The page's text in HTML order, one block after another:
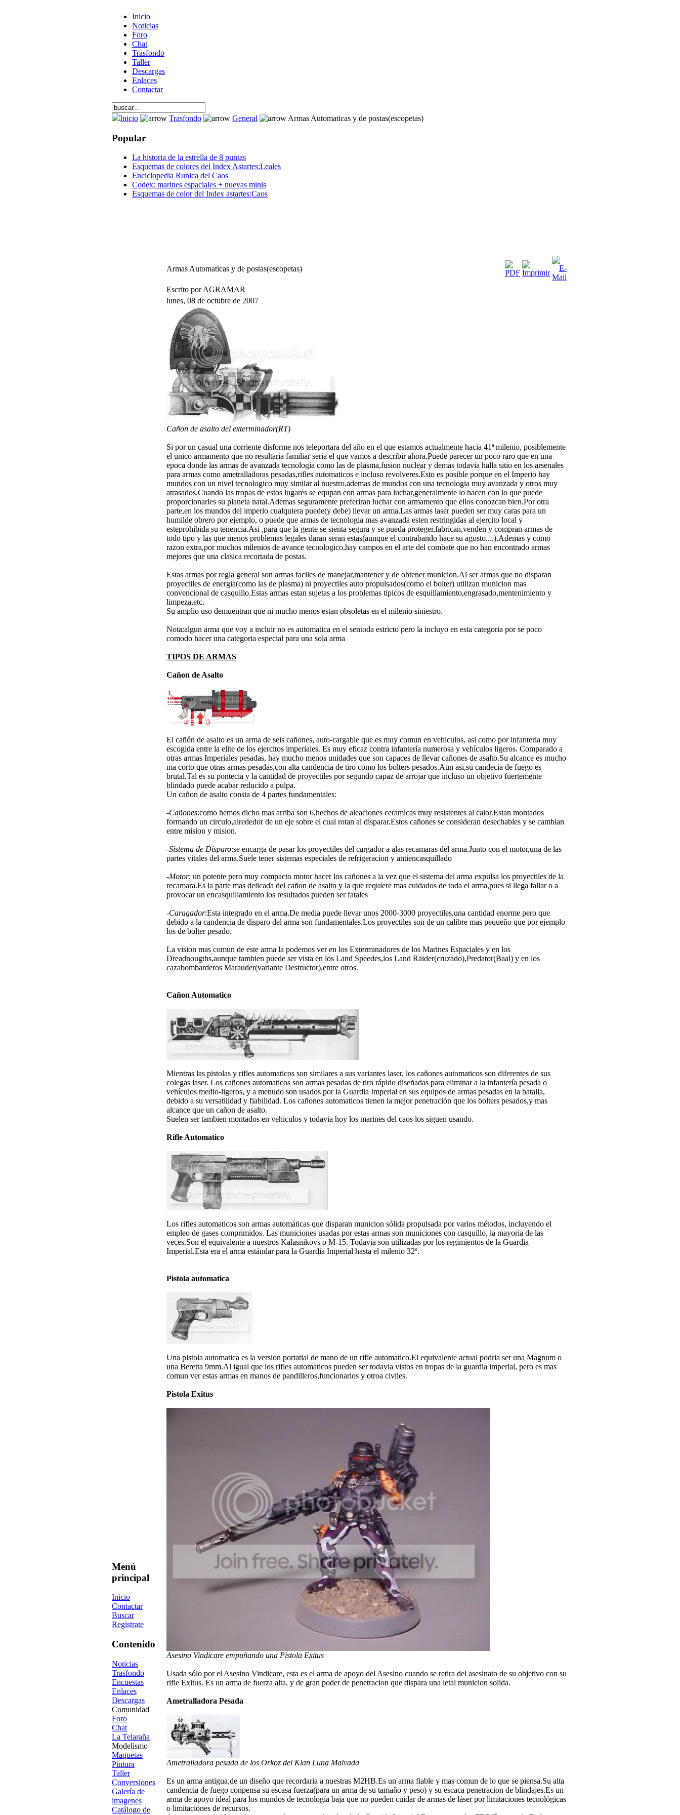
Inicio
Noticias
Foro
Chat
Trasfondo
Taller
Descargas
Enlaces
Contactar
Inicio Trasfondo General Armas Automaticas y de postas(escopetas)
Popular
La historia de la estrella de 8 puntas
Esquemas de colores del Index Astartes:Leales
Enciclopedia Runica del Caos
Codex: marines espaciales + nuevas minis
Esquemas de color del Index astartes:Caos
Menú
principal
Inicio
Contactar
Buscar
Registrate
Contenido
Noticias
Trasfondo
Encuestas
Enlaces
Descargas
Comunidad
Foro
Chat
La Telaraña
Modelismo
Maquetas
Pintura
Taller
Conversiones
Galería de
imagenes
Catálogo de
Armas Automaticas y de postas(escopetas)
Escrito por AGRAMAR
lunes, 08 de octubre de 2007
Cañon de asalto del exterminador(RT)
Si por un casual una corriente disforme nos teleportara del año en el que estamos actualmente hacia 41ª milenio, posiblemente
el unico armamento que no resultaria familiar seria el que vamos a describir ahora.Puede parecer un poco raro que en una
epoca donde las armas de avanzada tecnologia como las de plasma,fusion nuclear y demas todavia halla sitio en los arsenales
para armas como ametralladoras pesadas,rifles automaticos e incluso revolveres.Esto es posible porque en el Imperio hay
mundos con un nivel tecnologico muy similar al nuestro,ademas de mundos con una tecnologia muy avanzada y otros muy
atrasados.Cuando las tropas de estos lugares se equpan con armas para luchar,generalmente lo hacen con lo que puede
proporcionarles su planeta natal.Ademas seguramente preferiran luchar con armamento que ellos conozcan bien.Por otra
parte,en los mundos del imperio cualquiera puede(y debe) llevar un arma.Las armas laser pueden ser muy caras para un
humilde obrero por ejemplo, o puede que armas de tecnologia mas avanzada esten restringidas al ejercito local y
esteprohibida su tenencia.Asi ,para que la gente se sienta segura y se pueda proteger,fabrican,venden y compran armas de
todo tipo y las que menos problemas legales daran seran estas(aunque el contrabando hace su agosto....).Ademas y como
razon extra,por muchos milenios de avance tecnologico,hay campos en el arte del combate que no han encontrado armas
mejores que una clasica recortada de postas.
Estas armas por regla general son armas faciles de manejar,mantener y de obtener municion.Al ser armas que no disparan
proyectiles de energia(como las de plasma) ni proyectiles auto propulsados(como el bolter) utilizan municion mas
convencional de casquillo.Estas armas estan sujetas a los problemas tipicos de esquillamiento,engrasado,mentenimiento y
limpeza,etc.
Su amplio uso demuentran que ni mucho menos estan obsoletas en el milenio siniestro.
Nota:algun arma que voy a incluir no es automatica en el sentoda estricto pero la incluyo en esta categoria por se poco
comodo hacer una categoria especial para una sola arma
TIPOS DE ARMAS
Cañon de Asalto
El cañón de asalto es un arma de seis cañones, auto-cargable que es muy comun en vehiculos, asi como por infanteria muy
escogida entre la elite de los ejercitos imperiales. Es muy eficaz contra infantería numerosa y vehículos ligeros. Comparado a
otras armas Imperiales pesadas, hay mucho menos unidades que son capaces de llevar cañones de asalto.Su alcance es mucho
ma corto que otras armas pesadas,con alta candencia de tiro como los bolters pesados.Aun asi,su candecia de fuego es
brutal.Tal es su pontecia y la cantidad de proyectiles por segundo capaz de arrojar que incluso un objetivo fuertemente
blindado puede acabar reducido a pulpa.
Un cañon de asalto consta de 4 partes fundamentales:
-Cañones:como hemos dicho mas arriba son 6,hechos de aleaciones ceramicas muy resistentes al calor.Estan montados
formando un circulo,alrededor de un eje sobre el cual rotan al disparar.Estos cañones se consideran desechables y se cambian
entre mision y mision.
-Sistema de Disparo:se encarga de pasar los proyectiles del cargador a alas recamaras del arma.Junto con el motor,una de las
partes vitales del arma.Suele tener sistemas especiales de refrigeracion y antiencasquillado
-Motor: un potente pero muy compacto motor hacer los cañones a la vez que el sistema del arma expulsa los proyectiles de la
recamara.Es la parte mas delicada del cañon de asalto y la que requiere mas cuidados de toda el arma,pues si llega fallar o a
provocar un encasquillamiento los resultados pueden ser fatales
-Caragador:Esta integrado en el arma.De media puede llevar unos 2000-3000 proyectiles,una cantidad enorme pero que
debido a la candencia de disparo del arma son fundamentales.Los proyectiles son de un calibre mas pequeño que por ejemplo
los de bolter pesado.
La vision mas comun de este arma la podemos ver en los Exterminadores de los Marines Espaciales y en los
Dreadnougths,aunque tambien puede ser vista en los Land Speedes,los Land Raider(cruzado),Predator(Baal) y en los
cazabombarderos Marauder(variante Destructor),entre otros.
Cañon Automatico
Mientras las pistolas y rifles automaticos son similares a sus variantes laser, los cañones automaticos son diferentes de sus
colegas laser. Los cañones automaticos son armas pesadas de tiro rápido diseñadas para eliminar a la infantería pesada o
vehículos medio-ligeros, y a menudo son usados por la Guardia Imperial en sus equipos de armas pesadas en la batalla,
debido a su versatilidad y fiabilidad. Los cañones automaticos tienen la mejor penetración que los bolters pesados,y mas
alcance que un cañon de asalto.
Suelen ser tambien montados en vehiculos y todavia hoy los marines del caos los siguen usando.
Rifle Automatico
Los rifles automaticos son armas automáticas que disparan municion sólida propulsada por varios métodos, incluyendo el
empleo de gases comprimidos. Las municiones usadas por estas armas son municiones con casquillo, la mayoria de las
veces.Son el equivalente a nuestros Kalasnikovs o M-15. Todavia son utilizadas por los regimientos de la Guardia
Imperial.Esta era el arma estándar para la Guardia Imperial hasta el milenio 32º.
Pistola automatica
Una pistola automatica es la version portatial de mano de un rifle automatico.El equivalente actual podria ser una Magnum o
una Beretta 9mm.Al igual que los rifles automaticos pueden ser todavia vistos en tropas de la guardia imperial, pero es mas
comun ver estas armas en manos de pandilleros,funcionarios y otroa civiles.
Pistola Exitus
Asesino Vindicare empuñando una Pistola Exitus
Usada sólo por el Asesino Vindicare, esta es el arma de apoyo del Asesino cuando se retira del asesinato de su objetivo con su
rifle Exitus. Es un arma de fuerza alta, y de gran poder de penetracion que dispara una letal municion solida.
Ametralladora Pesada
Ametralladora pesada de los Orkoz del Klan Luna Malvada
Es un arma antigua,de un diseño que recordaria a nuestras M2HB.Es un arma fiable y mas comun de lo que se piensa.Su alta
candencia de fuego conpensa su escasa fuerza(para un arma de su tamaño y peso) y su escaca penetracion de blindajes.Es un
arma de apoyo ideal para los mundos de tecnología baja que no pueden cuidar de armas de láser por limitaciones tecnológicas
o limitaciones de recursos.